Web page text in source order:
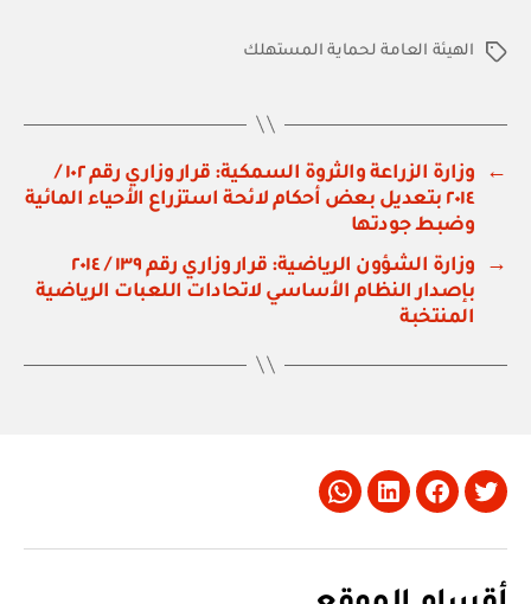
الوسومالهيئة العامة لحماية المستهلك
←
وزارة الزراعة والثروة السمكية: قرار وزاري رقم ١٠٢ /
٢٠١٤ بتعديل بعض أحكام لائحة استزراع الأحياء المائية
وضبط جودتها
→
وزارة الشؤون الرياضية: قرار وزاري رقم ١٣٩ / ٢٠١٤
بإصدار النظام الأساسي لاتحادات اللعبات الرياضية
المنتخبة
Twitter
Facebook
LinkedIn
Whatsapp